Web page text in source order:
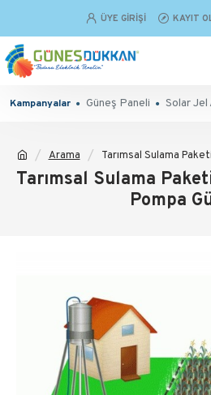
ÜYE GIRIŞI KAYIT
Kampanyalar Güneş Paneli Solar Jel
Arama Tarımsal Sulama
Tarımsal Sulama
Pompa